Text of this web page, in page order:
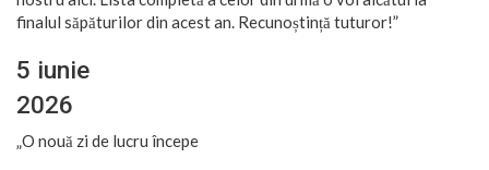
finalul săpăturilor din acest an. Recunoștință tuturor!”
5 iunie
„O nouă zi de lucru începe